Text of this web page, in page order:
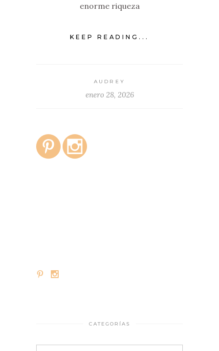
enorme riqueza
KEEP READING...
AUDREY
enero 28, 2026
CATEGORÍAS
Categorías